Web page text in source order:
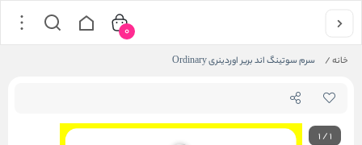
خانه/ سرم سوتینگ اند بریر اوردینری Ordinary
0
1/1